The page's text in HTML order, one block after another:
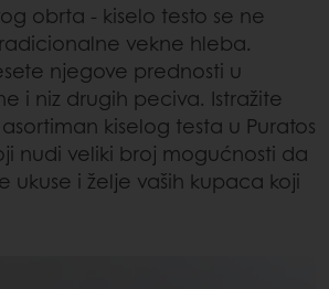
obrta - kiselo testo se ne
vekne hleba.
njegove prednosti u
i niz drugih peciva. Istražite
kiselog testa u Puratos
nudi veliki broj mogućnosti da
ukuse i želje vaših kupaca koji